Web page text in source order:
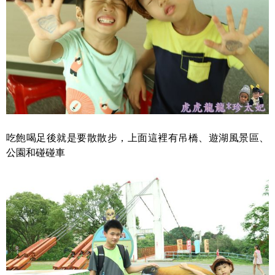
吃飽喝足後就是要散散步，上面這裡有吊橋、遊湖風景區、
公園和碰碰車